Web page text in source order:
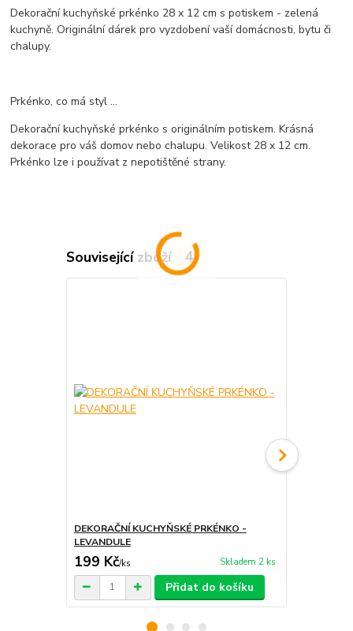
Dekorační kuchyňské prkénko 28 x 12 cm s potiskem - zelená
kuchyně. Originální dárek pro vyzdobení vaší domácnosti, bytu či
chalupy.
Prkénko, co má styl ...
Dekorační kuchyňské prkénko s originálním potiskem. Krásná
dekorace pro váš domov nebo chalupu. Velikost 28 x 12 cm.
Prkénko lze i používat z nepotištěné strany.
Související zboží 4
DEKORAČNÍ KUCHYŇSKÉ PRKÉNKO -
LEVANDULE
199 Kč/ks Skladem 2 ks
Přidat do košíku